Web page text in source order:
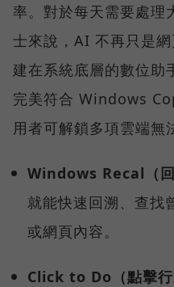
率。對於每天需要處理
士來說，AI 不再只是
建在系統底層的數位
完美符合 Windows
用者可解鎖多項雲端無
Windows Recal（回
就能快速回溯、查找
或網頁內容。
Click to Do（點擊行